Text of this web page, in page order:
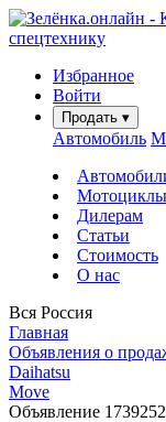
Избранное
Войти
Продать ▾
Автомобиль
Мотоциклы
Дилерам
Статьи
Стоимость
О нас
Вся Россия
Главная
Объявления о
Daihatsu
Move
Объявление